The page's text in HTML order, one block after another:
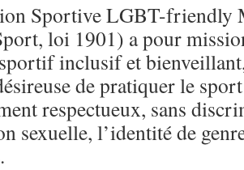
Sportive LGBT-
loi 1901) a pour
inclusif et
de pratiquer le
respectueux, sans
sexuelle, l’identité de